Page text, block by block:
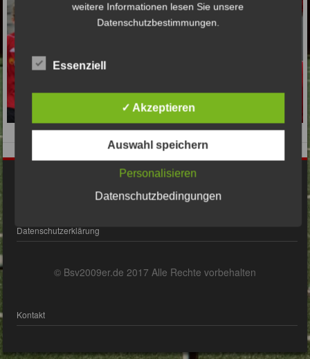
Datenschutzerklärung
© Bsv2009er.de 2017 Alle Rechte vorbehalten
Kontakt
weitere Informationen lesen Sie unsere
Datenschutzbestimmungen.
Essenziell
✓ Akzeptieren
Auswahl speichern
Personalisieren
Datenschutzbedingungen